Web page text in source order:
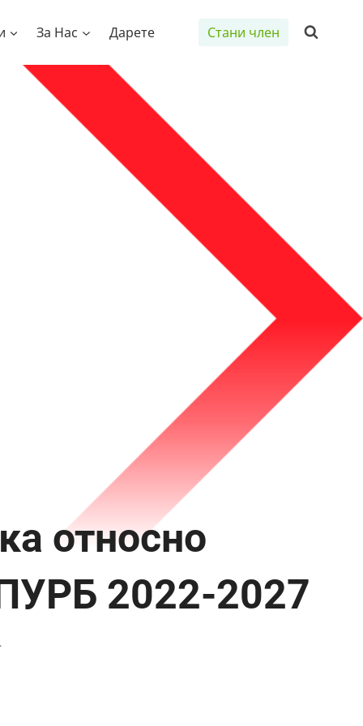
За Нас Дарете Стани член
относно
2022-2027